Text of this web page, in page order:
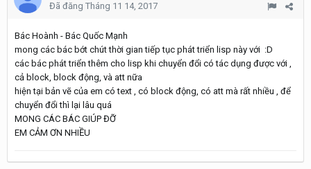
Đã đăng Tháng 11 14, 2017
Bác Hoành - Bác Quốc Mạnh
mong các bác bớt chút thời gian tiếp tục phát triển lisp này với :D
các bác phát triển thêm cho lisp khi chuyển đổi có tác dụng được với ,
cả block, block động, và att nữa
hiện tại bản vẽ của em có text , có block động, có att mà rất nhiều , để
chuyển đổi thì lại lâu quá
MONG CÁC BÁC GIÚP ĐỠ
EM CẢM ƠN NHIỀU